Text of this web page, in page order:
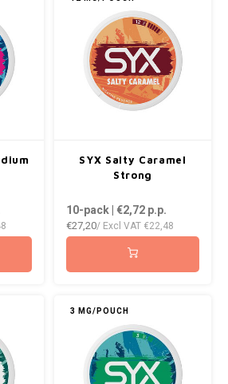
SYX Salty Caramel
Strong
10-pack | €2,72p.p.
€27,20/ Excl VAT €22,48
3 MG/POUCH